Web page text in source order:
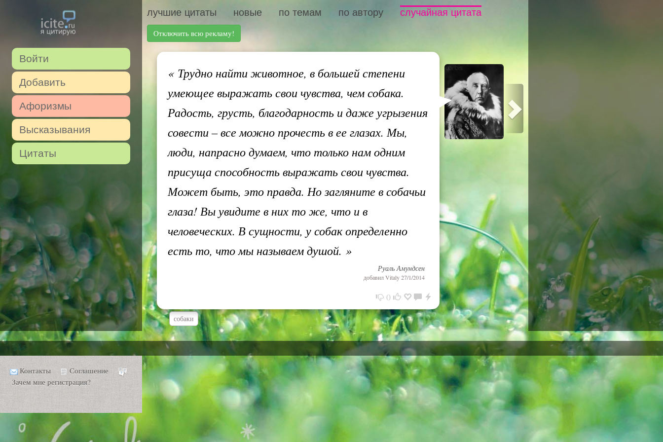
Войти
Добавить
Афоризмы
Высказывания
Цитаты
лучшие цитаты новые по темам по автору случайная цитата
Отключить всю рекламу!
«Трудно найти животное, в большей степени
умеющее выражать свои чувства, чем собака.
Радость, грусть, благодарность и даже угрызения
совести – все можно прочесть в ее глазах. Мы,
люди, напрасно думаем, что только нам одним
присуща способность выражать свои чувства.
Может быть, это правда. Но загляните в собачьи
глаза! Вы увидите в них то же, что и в
человеческих. В сущности, у собак определенно
есть то, что мы называем душой. »
Руаль Амундсен
добавилVitaly27/1/2014
0
собаки
Контакты
Соглашение
Зачем мне регистрация?